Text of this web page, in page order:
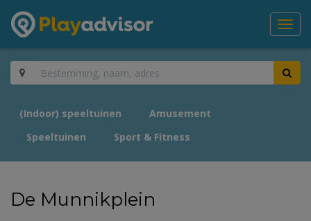
(Indoor) speeltuinen
Amusement
Speeltuinen
Sport & Fitness
De Munnikplein